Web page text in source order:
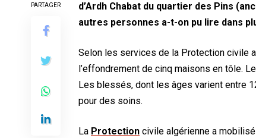
PARTAGER
d’Ardh Chabat du quartier des Pins
autres personnes a-t-on pu lire dans
Selon les services de la Protection civile
l’effondrement de cinq maisons en tôle.
Les blessés, dont les âges varient entre
pour des soins.
La Protection civile algérienne a